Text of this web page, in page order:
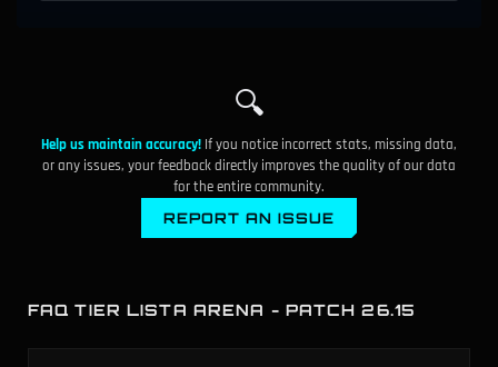
🔍
Help us maintain accuracy! If you notice incorrect stats, missing data,
or any issues, your feedback directly improves the quality of our data
for the entire community.
REPORT AN ISSUE
FAQ TIER LISTA ARENA - PATCH 26.15